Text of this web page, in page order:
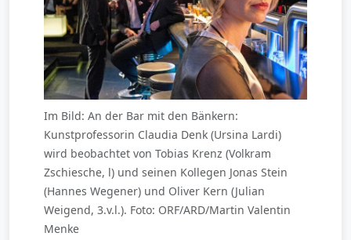
Im Bild: An der Bar mit den Bänkern:
Kunstprofessorin Claudia Denk (Ursina Lardi)
wird beobachtet von Tobias Krenz (Volkram
Zschiesche, l) und seinen Kollegen Jonas Stein
(Hannes Wegener) und Oliver Kern (Julian
Weigend, 3.v.l.). Foto: ORF/ARD/Martin Valentin
Menke